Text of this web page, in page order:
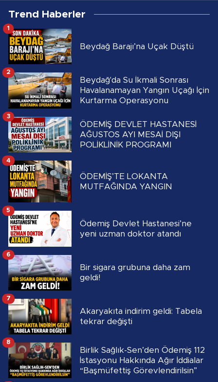
Trend Haberler
Beydağ Barajı’na Uçak Düştü
1
Beydağ'da Su İkmali Sonrası
Havalanamayan Yangın Uçağı İçin
Kurtarma Operasyonu
2
ÖDEMİŞ DEVLET HASTANESİ
AĞUSTOS AYI MESAİ DIŞI
POLİKLİNİK PROGRAMI
3
ÖDEMİŞ’TE LOKANTA
MUTFAĞINDA YANGIN
4
Ödemiş Devlet Hastanesi’ne
yeni uzman doktor atandı
5
Bir sigara grubuna daha zam
geldi!
6
Akaryakıta indirim geldi: Tabela
tekrar değişti
7
Birlik Sağlık-Sen’den Ödemiş 112
İstasyonu Hakkında Ağır İddialar
“Başmüfettiş Görevlendirilsin”
8